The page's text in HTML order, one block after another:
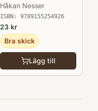
Håkan Nesser
ISBN: 9789155254926
23 kr
Bra skick
Lägg till